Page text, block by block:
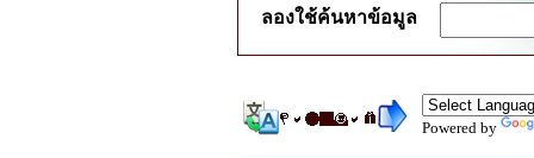
ลองใช้ค้นหาข้อมูล
Powered by